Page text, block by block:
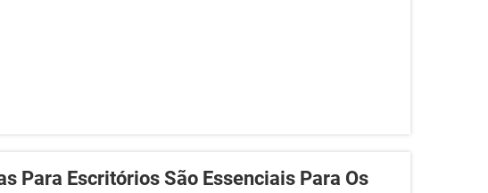
Para Escritórios São Essenciais Para Os